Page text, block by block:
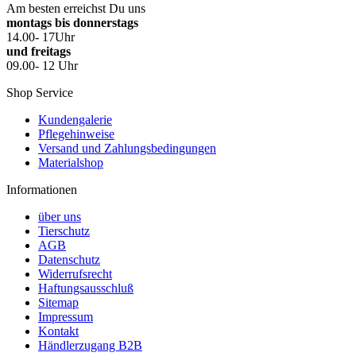
Am besten erreichst Du uns
montags bis donnerstags
14.00- 17Uhr
und freitags
09.00- 12 Uhr
Shop Service
Kundengalerie
Pflegehinweise
Versand und Zahlungsbedingungen
Materialshop
Informationen
über uns
Tierschutz
AGB
Datenschutz
Widerrufsrecht
Haftungsausschluß
Sitemap
Impressum
Kontakt
Händlerzugang B2B